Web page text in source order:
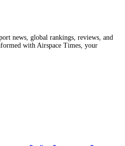
news, global rankings, reviews, and
with Airspace Times, your